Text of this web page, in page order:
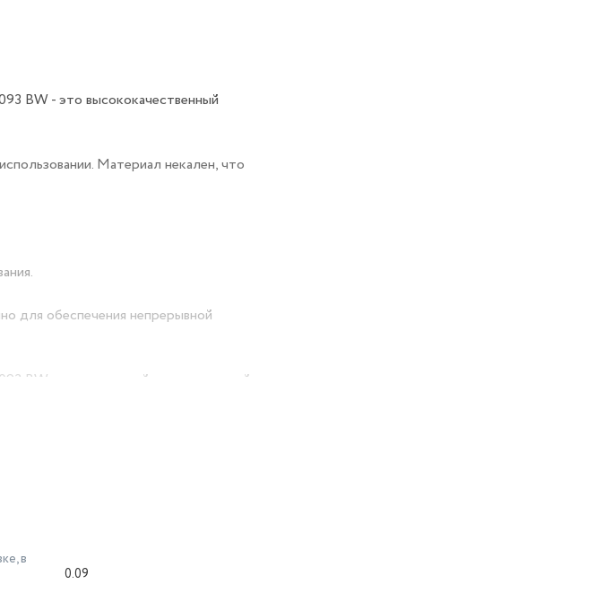
BW - это высококачественный
Материал некален, что
для обеспечения непрерывной
BW - это надежный и качественный
в
0.09